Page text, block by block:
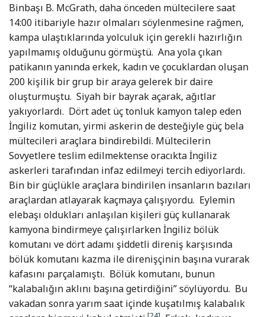
Binbaşı B. McGrath, daha önceden mültecilere saat
14:00 itibariyle hazır olmaları söylenmesine rağmen,
kampa ulaştıklarında yolculuk için gerekli hazırlığın
yapılmamış olduğunu görmüştü. Ana yola çıkan
patikanın yanında erkek, kadın ve çocuklardan oluşan
200 kişilik bir grup bir araya gelerek bir daire
oluşturmuştu. Siyah bir bayrak açarak, ağıtlar
yakıyorlardı. Dört adet üç tonluk kamyon talep eden
İngiliz komutan, yirmi askerin de desteğiyle güç bela
mültecileri araçlara bindirebildi. Mültecilerin
Sovyetlere teslim edilmektense oracıkta İngiliz
askerleri tarafından infaz edilmeyi tercih ediyorlardı.
Bin bir güçlükle araçlara bindirilen insanların bazıları
araçlardan atlayarak kaçmaya çalışıyordu. Eylemin
elebaşı oldukları anlaşılan kişileri güç kullanarak
kamyona bindirmeye çalışırlarken İngiliz bölük
komutanı ve dört adamı şiddetli direniş karşısında
bölük komutanı kazma ile direnişçinin başına vurarak
kafasını parçalamıştı. Bölük komutanı, bunun
“kalabalığın aklını başına getirdiğini” söylüyordu. Bu
vakadan sonra yarım saat içinde kuşatılmış kalabalık